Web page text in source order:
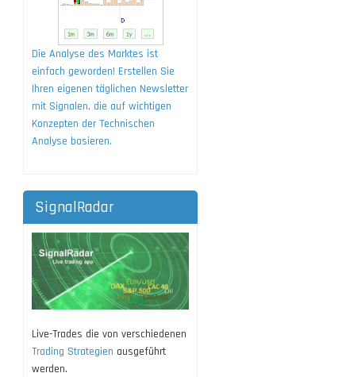
Die Analyse des Marktes ist
einfach geworden! Erstellen Sie
Ihren eigenen täglichen Newsletter
mit Signalen, die auf wichtigen
Konzepten der Technischen
Analyse basieren.
SignalRadar
Live-Trades die von verschiedenen
Trading Strategien ausgeführt
werden.